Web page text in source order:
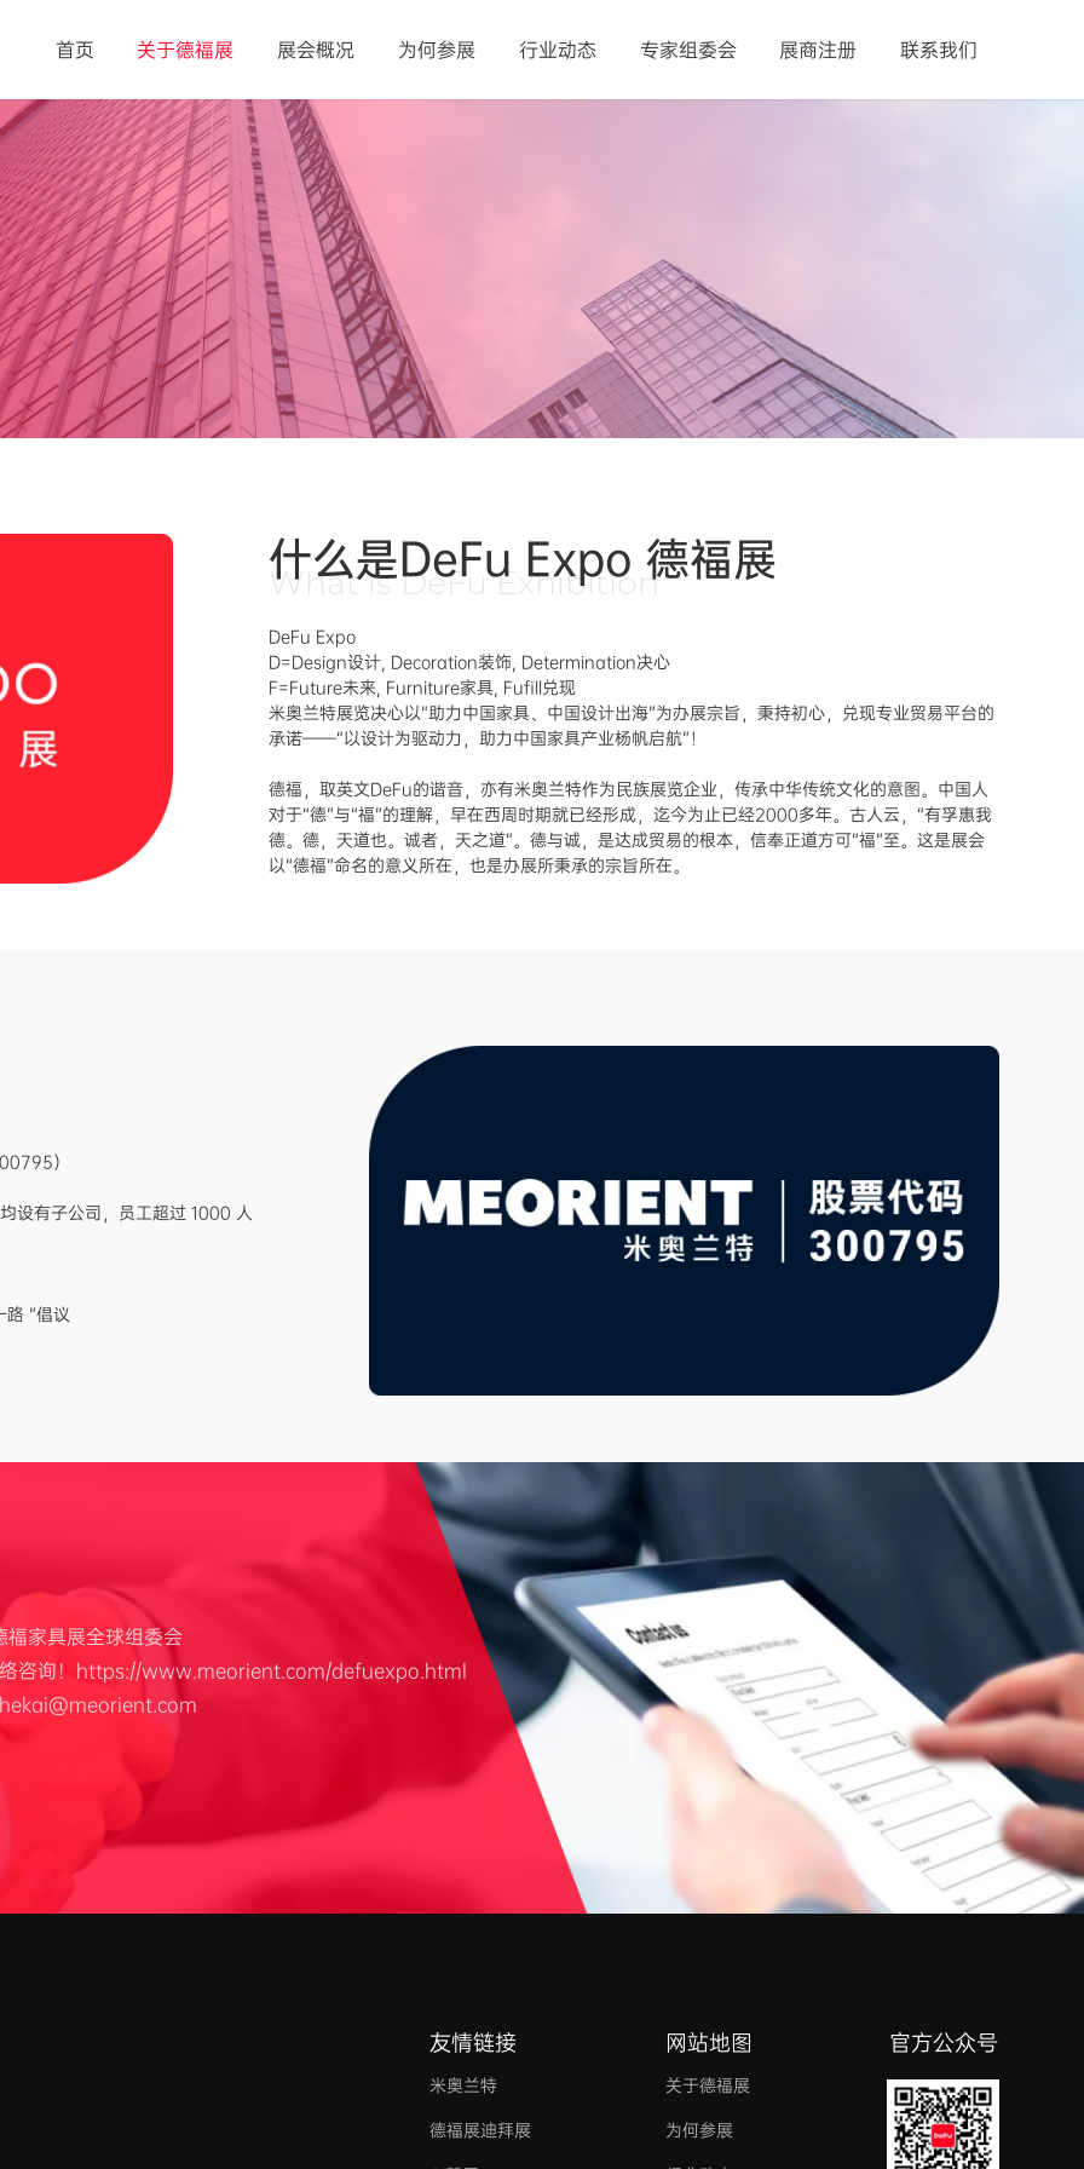
首页 关于德福展 展会概况 为何参展 行业动态 专家组委会 展商注册 联系我们
什么是DeFu Expo 德福展
What is DeFu Exhibition
DeFu Expo
D=Design设计, Decoration装饰, Determination决心
F=Future未来, Furniture家具, Fufill兑现
米奥兰特展览决心以“助力中国家具、中国设计出海”为办展宗旨，秉持初心，兑现专业贸易平台的
承诺——“以设计为驱动力，助力中国家具产业杨帆启航”！
德福，取英文DeFu的谐音，亦有米奥兰特作为民族展览企业，传承中华传统文化的意图。中国人
对于“德”与“福”的理解，早在西周时期就已经形成，迄今为止已经2000多年。古人云，“有孚惠我
德。德，天道也。诚者，天之道”。德与诚，是达成贸易的根本，信奉正道方可“福”至。这是展会
以“德福”命名的意义所在，也是办展所秉承的宗旨所在。
）
设有子公司，员工超过 1000 人
路 ”倡议
福家具展全球组委会
咨询！https://www.meorient.com/defuexpo.html
友情链接
米奥兰特
德福展迪拜展
网站地图
关于德福展
为何参展
官方公众号